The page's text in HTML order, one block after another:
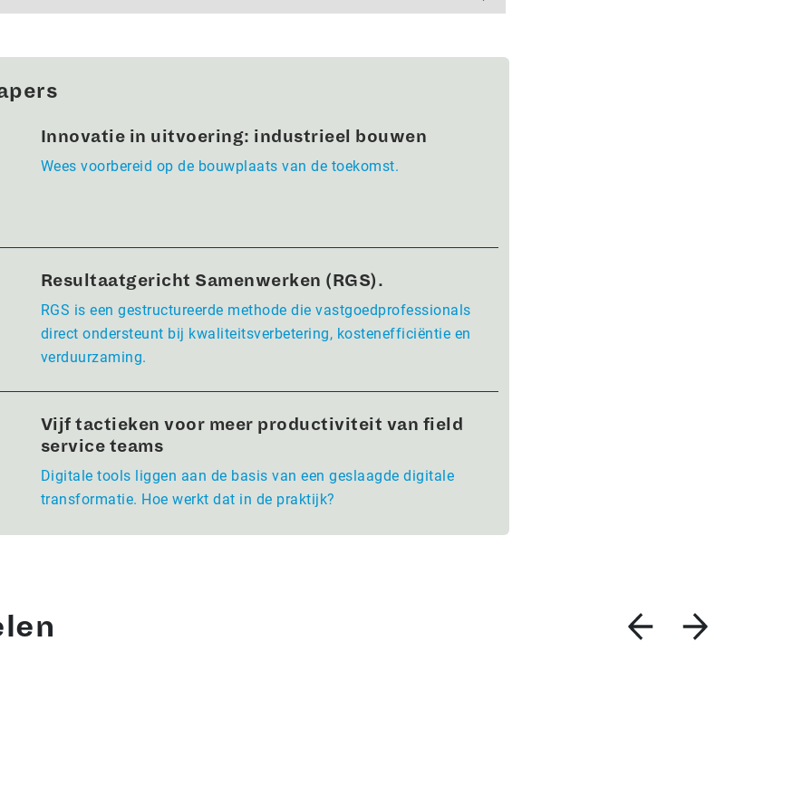
Innovatie in uitvoering: industrieel bouwen
Wees voorbereid op de bouwplaats van de toekomst.
Resultaatgericht Samenwerken (RGS).
RGS is een gestructureerde methode die vastgoedprofessionals
direct ondersteunt bij kwaliteitsverbetering, kostenefficiëntie en
verduurzaming.
Vijf tactieken voor meer productiviteit van field
service teams
Digitale tools liggen aan de basis van een geslaagde digitale
transformatie. Hoe werkt dat in de praktijk?